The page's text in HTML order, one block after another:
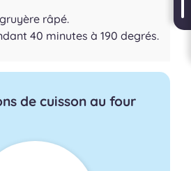
râpé.
40 minutes à 190 degrés.
de cuisson au four